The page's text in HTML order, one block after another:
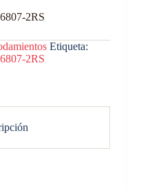
2RS
Etiqueta:
2RS